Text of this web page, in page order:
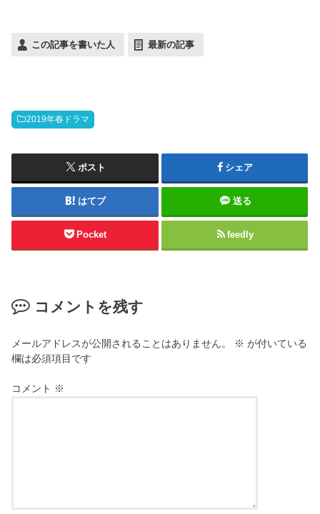
この記事を書いた人 最新の記事
2019年春ドラマ
ポスト シェア
はてブ 送る
Pocket feedly
コメントを残す
メールアドレスが公開されることはありません。 ※ が付いている
欄は必須項目です
コメント ※